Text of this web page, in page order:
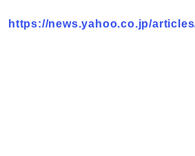
https://news.yahoo.co.jp/